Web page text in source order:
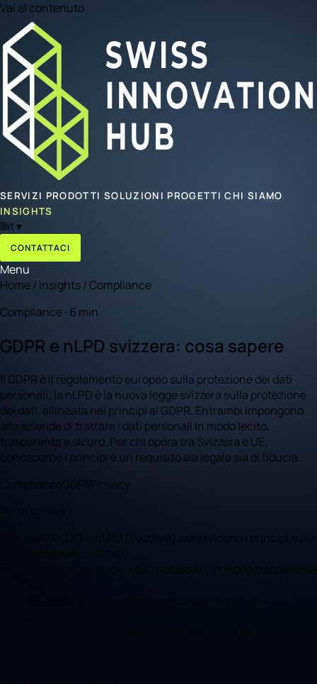
Vai al contenuto
SERVIZI PRODOTTI SOLUZIONI PROGETTICHI SIAMO
INSIGHTS
🌐it▾
CONTATTACI
Menu
Home/ Insights/Compliance
Compliance · 6 min
GDPR e nLPD svizzera: cosa sapere
Il GDPR è il regolamento europeo sulla protezione dei dati
personali; la nLPD è la nuova legge svizzera sulla protezione
dei dati, allineata nei principi al GDPR. Entrambi impongono
alle aziende di trattare i dati personali in modo lecito,
trasparente e sicuro. Per chi opera tra Svizzera e UE,
conoscerne i principi è un requisito sia legale sia di fiducia.
ComplianceGDPRPrivacy
GDPR (UE) e nLPD (Svizzera) condividono i principi sulla